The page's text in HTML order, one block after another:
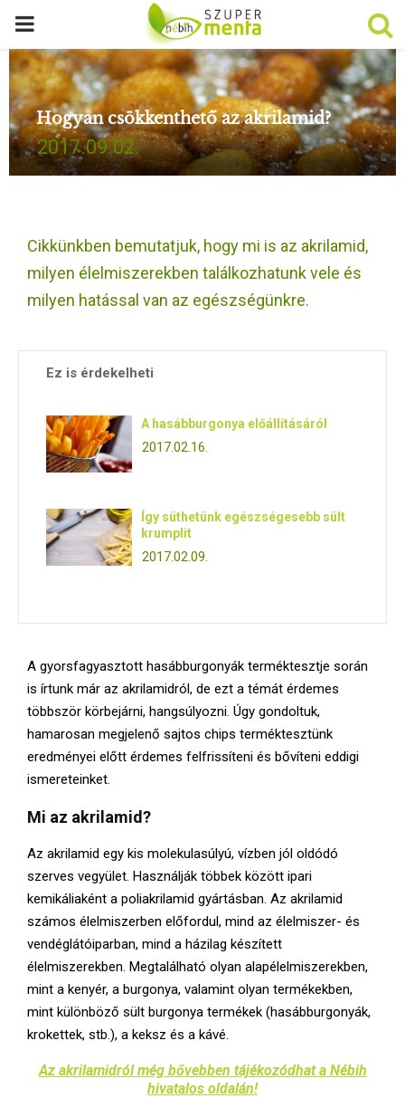
P
R
I
M
R
Hogyan csökkenthető az akrilamid?
2017.09.02.
Cikkünkben bemutatjuk, hogy mi is az akrilamid,
milyen élelmiszerekben találkozhatunk vele és
milyen hatással van az egészségünkre.
Ez is érdekelheti
A hasábburgonya előállításáról
2017.02.16.
Így süthetünk egészségesebb sült
krumplit
2017.02.09.
A gyorsfagyasztott hasábburgonyák terméktesztje során
is írtunk már az akrilamidról, de ezt a témát érdemes
többször körbejárni, hangsúlyozni. Úgy gondoltuk,
hamarosan megjelenő sajtos chips terméktesztünk
eredményei előtt érdemes felfrissíteni és bővíteni eddigi
ismereteinket.
Mi az akrilamid?
Az akrilamid egy kis molekulasúlyú, vízben jól oldódó
szerves vegyület. Használják többek között ipari
kemikáliaként a poliakrilamid gyártásban. Az akrilamid
számos élelmiszerben előfordul, mind az élelmiszer- és
vendéglátóiparban, mind a házilag készített
élelmiszerekben. Megtalálható olyan alapélelmiszerekben,
mint a kenyér, a burgonya, valamint olyan termékekben,
mint különböző sült burgonya termékek (hasábburgonyák,
krokettek, stb.), a keksz és a kávé.
Az akrilamidról még bővebben tájékozódhat a Nébih
hivatalos oldalán!